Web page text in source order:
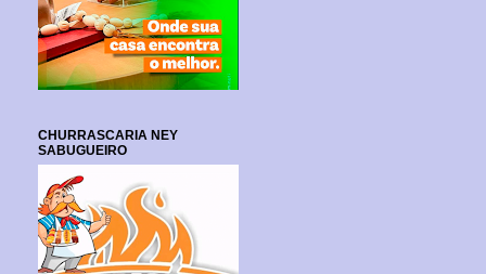
CHURRASCARIA NEY
SABUGUEIRO